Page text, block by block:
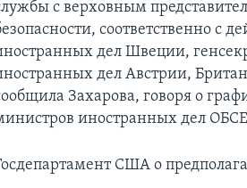
с верховным
соответственно с
дел Швеции,
дел Австрии,
Захарова, говоря о
иностранных дел
США о